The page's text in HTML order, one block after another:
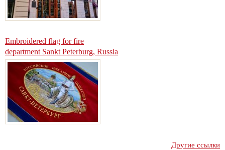
Embroidered flag for fire
department Sankt Peterburg, Russia
Другие ссылки